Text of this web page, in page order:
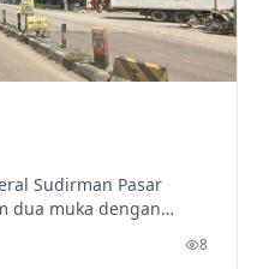
Sudirman Pasar
dua muka dengan
strategis di jalur
logistik sangat tinggi.
8